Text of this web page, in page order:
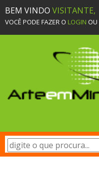
BEM VINDO VISITANTE,
VOCÊ PODE FAZER O LOGIN OU